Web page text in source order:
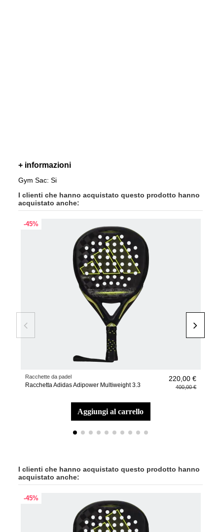
+ informazioni
Gym Sac: Si
I clienti che hanno acquistato questo prodotto hanno
acquistato anche:
-45%
Racchette da padel
Racchetta Adidas Adipower Multiweight 3.3
220,00 €
400,00 €
aggiungi al carrello
I clienti che hanno acquistato questo prodotto hanno
acquistato anche:
-45%